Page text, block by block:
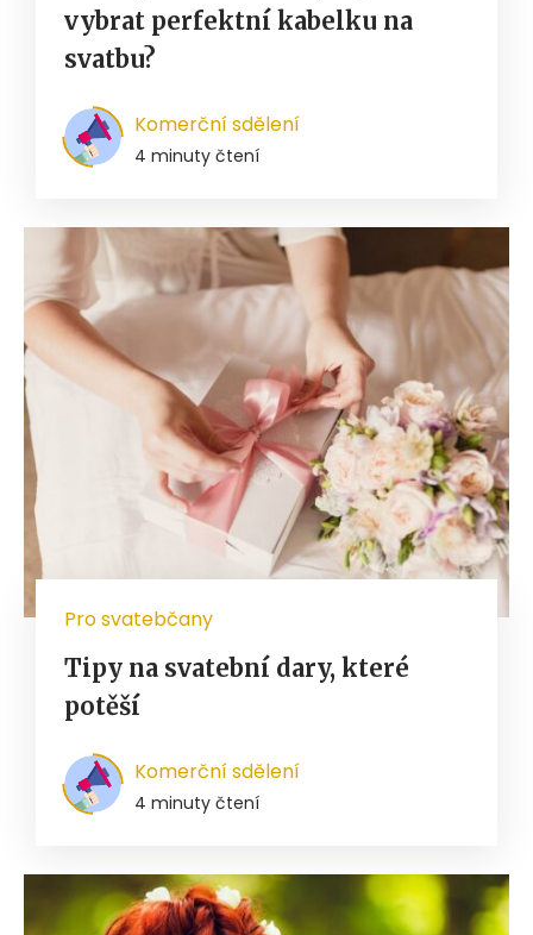
vybrat perfektní kabelku na
svatbu?
Komerční sdělení
4 minuty čtení
Pro svatebčany
Tipy na svatební dary, které
potěší
Komerční sdělení
4 minuty čtení